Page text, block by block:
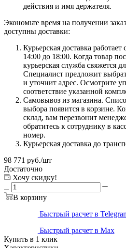
действия и имя держателя.
Экономьте время на получении
доступны доставки:
Курьерская доставка
14:00 до 18:00. Когда товар
курьерская служба свяжется
Специалист предложит
и уточнит адрес. Осмотрите
соответствие указанной
Самовывоз из магазина.
выбора появится в корзине.
склад, вам перезвонит
обратитесь к сотруднику в
номер.
Курьерская доставка до
98 771 руб./шт
Достаточно
Хочу скидку!
В корзину
Быстрый расчет в
Быстрый расчет в Max
Купить в 1 клик